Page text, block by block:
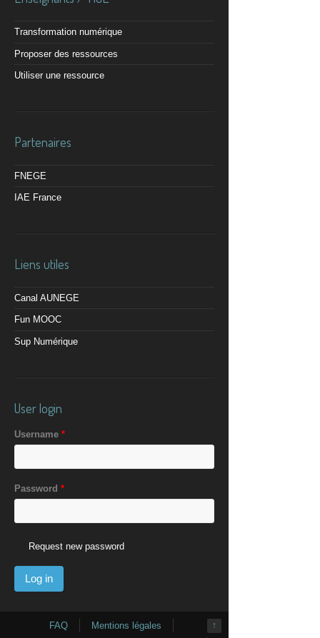
Transformation numérique
Proposer des ressources
Utiliser une ressource
Partenaires
FNEGE
IAE France
Liens utiles
Canal AUNEGE
Fun MOOC
Sup Numérique
User login
Username *
Password *
Request new password
↑
FAQ Mentions légales